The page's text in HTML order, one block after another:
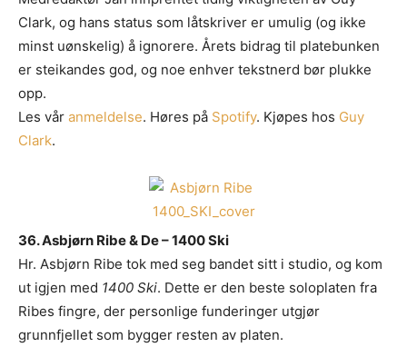
Ønsker du omtale på Dust of Daylight?
Les bloggen.Passer din musikk inn blant platene vi skriver
om? Dust of Daylight er på mange måter en nisjeblogg, så
sjekk om din musikk ligger i noen av kategoriene vi fokuserer
på. På den måten slipper både du og vi å kaste bort tid.
Musikken din passer inn. Kult! Send oss en epost på
review@musikkbloggen.no.
Clark, og hans status som låtskriver er umulig (og ikke
minst uønskelig) å ignorere. Årets bidrag til platebunken
er steikandes god, og noe enhver tekstnerd bør plukke
opp.
Les vår anmeldelse. Høres på Spotify. Kjøpes hos Guy
Clark.
36. Asbjørn Ribe & De – 1400 Ski
Hr. Asbjørn Ribe tok med seg bandet sitt i studio, og kom
ut igjen med 1400 Ski. Dette er den beste soloplaten fra
Ribes fingre, der personlige funderinger utgjør
grunnfjellet som bygger resten av platen.